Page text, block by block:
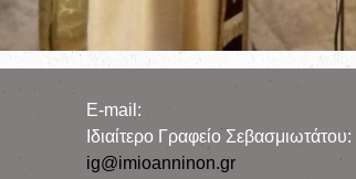
E-mail:
Iδιαίτερο Γραφείο Σεβασμιωτάτου:
ig@imioanninon.gr